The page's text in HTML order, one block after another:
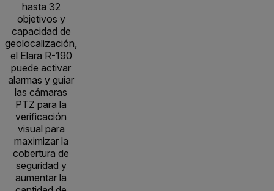
hasta 32
objetivos y
capacidad de
geolocalización,
el Elara R-190
puede activar
alarmas y guiar
las cámaras
PTZ para la
verificación
visual para
maximizar la
cobertura de
seguridad y
aumentar la